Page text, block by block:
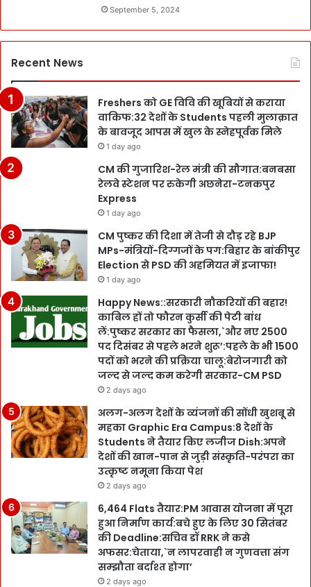
September 5, 2024
Recent News
Freshers को GE विवि की खूबियों से कराया
वाकिफ:32 देशों के Students पहली मुलाक़ात
के बावजूद आपस में खुल के स्नेहपूर्वक मिले
1 day ago
CM की गुजारिश-रेल मंत्री की सौगात:बनबसा
रेलवे स्टेशन पर रुकेगी अछनेरा-टनकपुर
Express
1 day ago
CM पुष्कर की दिशा में तेजी से दौड़ रहे BJP
MPs-मंत्रियों-दिग्गजों के पग:बिहार के बांकीपुर
Election से PSD की अहमियत में इजाफा!
1 day ago
Happy News::सरकारी नौकरियों की बहार!
काबिल हों तो फौरन कुर्सी की पेटी बांध
लें:पुष्कर सरकार का फैसला,`और नए 2500
पद दिसंबर से पहले भरने शुरू’:पहले के भी 1500
पदों को भरने की प्रक्रिया चालू:बेरोजगारी को
जल्द से जल्द कम करेगी सरकार-CM PSD
2 days ago
अलग-अलग देशों के व्यंजनों की सोंधी खुशबू से
महका Graphic Era Campus:8 देशों के
Students ने तैयार किए लजीज Dish:अपने
देशों की खान-पान से जुड़ी संस्कृति-परंपरा का
उत्कृष्ट नमूना किया पेश
2 days ago
6,464 Flats तैयार:PM आवास योजना में पूरा
हुआ निर्माण कार्य:बचे हुए के लिए 30 सितंबर
की Deadline:सचिव डॉ RRK ने कसे
अफसर:चेताया,`न लापरवाही न गुणवत्ता संग
सम्झौता बर्दाश्त होगा’
2 days ago